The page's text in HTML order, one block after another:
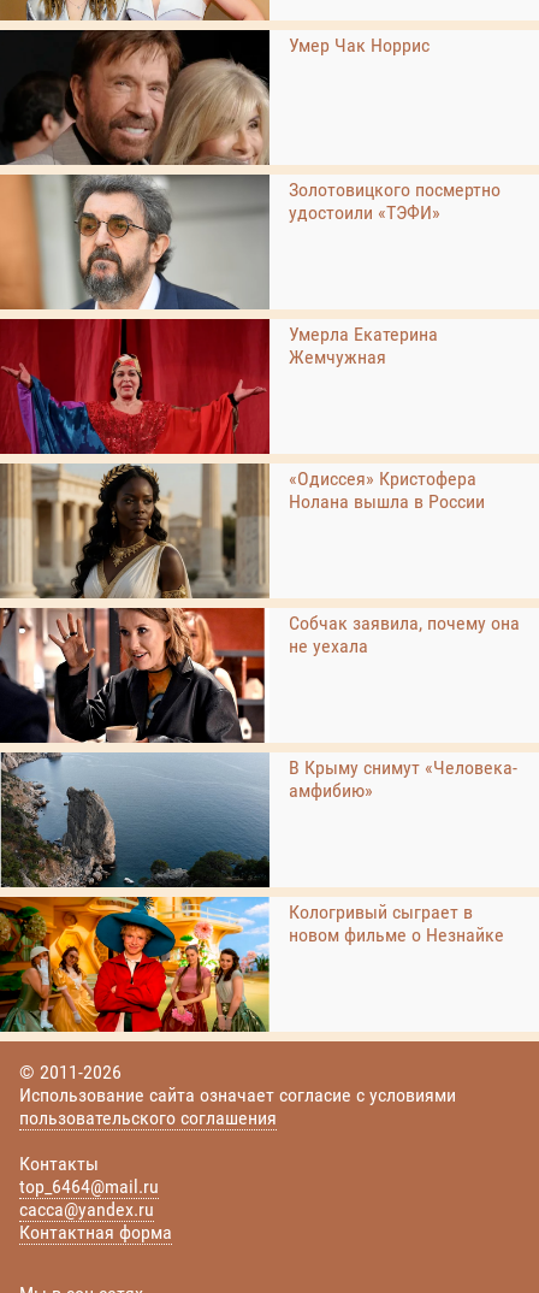
Умер Чак Норрис
Золотовицкого посмертно
удостоили «ТЭФИ»
Умерла Екатерина
Жемчужная
«Одиссея» Кристофера
Нолана вышла в России
Собчак заявила, почему она
не уехала
В Крыму снимут «Человека-
амфибию»
Кологривый сыграет в
новом фильме о Незнайке
© 2011-2026
Использование сайта означает согласие с условиями
пользовательского соглашения
Контакты
top_6464@mail.ru
cacca@yandex.ru
Контактная форма